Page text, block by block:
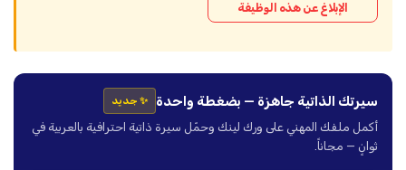
الإبلاغ عن هذه الوظيفة
سيرتك الذاتية جاهزة — بضغطة واحدة ✨ جديد
أكمل ملفك المهني على ورك لينك وحمّل سيرة ذاتية احترافية بالعربية في
ثوانٍ — مجاناً.